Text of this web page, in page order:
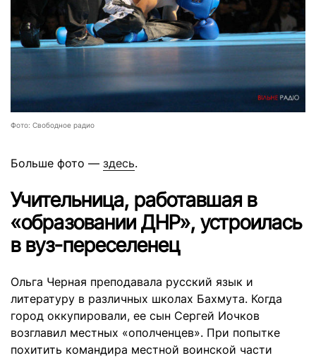
Фото: Свободное радио
Больше фото — здесь.
Учительница, работавшая в
«образовании ДНР», устроилась
в вуз-переселенец
Ольга Черная преподавала русский язык и
литературу в различных школах Бахмута. Когда
город оккупировали, ее сын Сергей Иочков
возглавил местных «ополченцев». При попытке
похитить командира местной воинской части